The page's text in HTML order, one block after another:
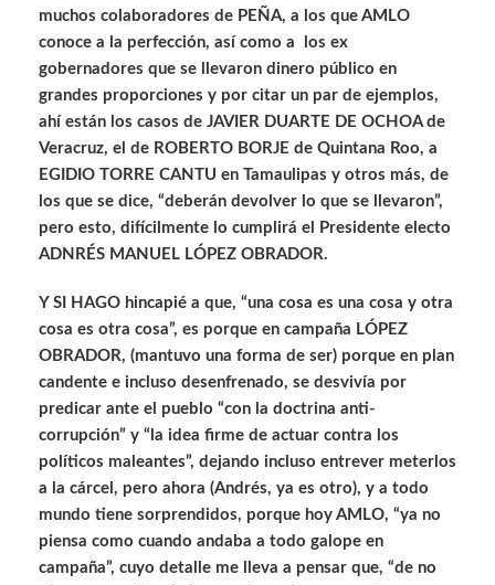
muchos colaboradores de PEÑA, a los que AMLO
conoce a la perfección, así como a los ex
gobernadores que se llevaron dinero público en
grandes proporciones y por citar un par de ejemplos,
ahí están los casos de JAVIER DUARTE DE OCHOA de
Veracruz, el de ROBERTO BORJE de Quintana Roo, a
EGIDIO TORRE CANTU en Tamaulipas y otros más, de
los que se dice, “deberán devolver lo que se llevaron”,
pero esto, difícilmente lo cumplirá el Presidente electo
ADNRÉS MANUEL LÓPEZ OBRADOR.
Y SI HAGO hincapié a que, “una cosa es una cosa y otra
cosa es otra cosa”, es porque en campaña LÓPEZ
OBRADOR, (mantuvo una forma de ser) porque en plan
candente e incluso desenfrenado, se desvivía por
predicar ante el pueblo “con la doctrina anti-
corrupción” y “la idea firme de actuar contra los
políticos maleantes”, dejando incluso entrever meterlos
a la cárcel, pero ahora (Andrés, ya es otro), y a todo
mundo tiene sorprendidos, porque hoy AMLO, “ya no
piensa como cuando andaba a todo galope en
campaña”, cuyo detalle me lleva a pensar que, “de no